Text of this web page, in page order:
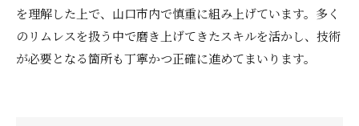
を理解した上で、山口市内で慎重に組み上げています。多く
のリムレスを扱う中で磨き上げてきたスキルを活かし、技術
が必要となる箇所も丁寧かつ正確に進めてまいります。